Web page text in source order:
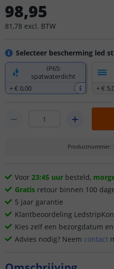
Selecteer bescherming led
IP65:
spatwaterdicht
+€ 0,00
+€ 5,
98,95
81 ,78 excl. BTW
Productnummer:
Voor 23:45 uur besteld,
Gratis retour binnen 100
5 jaar garantie
Klantbeoordeling
Kies zelf een bezorgdatum
Advies nodig? Neem contact